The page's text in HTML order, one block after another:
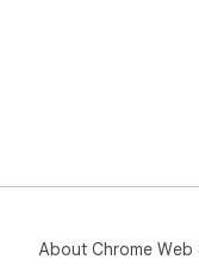
About Chrome Web